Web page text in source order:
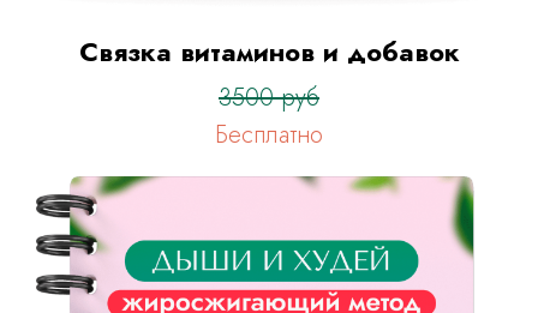
Связка витаминов и добавок
3500 руб
Бесплатно